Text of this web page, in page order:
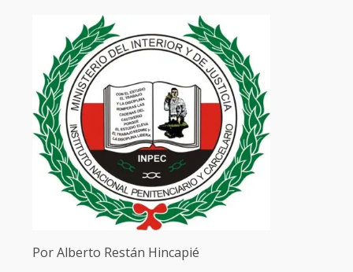
Por Alberto Restán Hincapié